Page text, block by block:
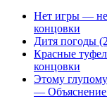
Нет игры —
концовки
Дитя погоды
Красные
концовки
Этому
— Объяснение